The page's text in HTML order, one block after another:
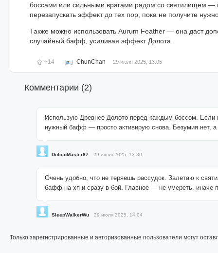
боссами или сильными врагами рядом со святилищем —
перезапускать эффект до тех пор, пока не получите
Также можно использовать Aurum Feather — она даст
случайный бафф, усиливая эффект Долота.
+14 ChunChan 29 июля 2025, 13:05
Комментарии (2)
Использую Древнее Долото перед каждым боссом. Если
нужный бафф — просто активирую снова. Безумия нет,
DolotoMaster87 29 июля 2025, 13:30
Очень удобно, что не теряешь рассудок. Залетаю к
бафф на хп и сразу в бой. Главное — не умереть, иначе
SleepWalkerWu 29 июля 2025, 14:04
Только зарегистрированные и авторизованные пользователи могут